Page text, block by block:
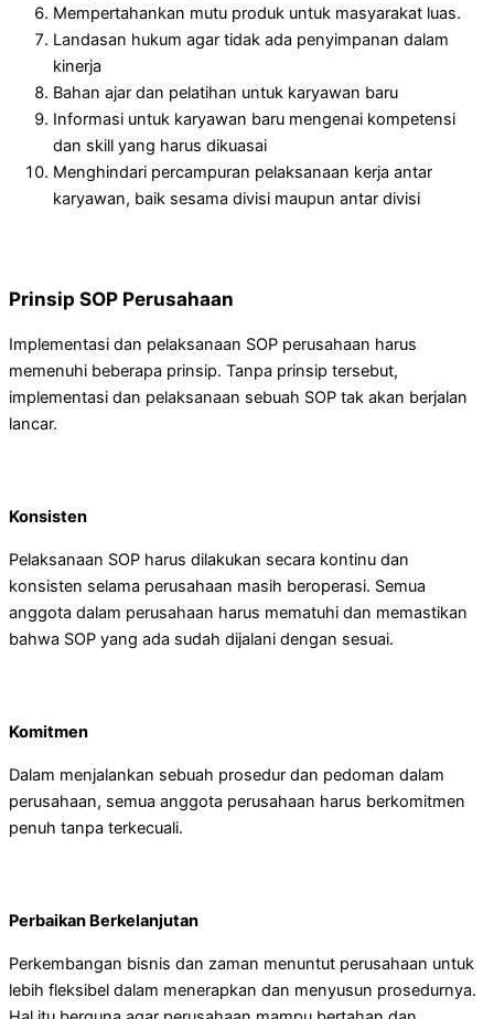
Mempertahankan mutu produk untuk masyarakat luas.
Landasan hukum agar tidak ada penyimpanan dalam
kinerja
Bahan ajar dan pelatihan untuk karyawan baru
Informasi untuk karyawan baru mengenai kompetensi
dan skill yang harus dikuasai
Menghindari percampuran pelaksanaan kerja antar
karyawan, baik sesama divisi maupun antar divisi
Prinsip SOP Perusahaan
Implementasi dan pelaksanaan SOP perusahaan harus
memenuhi beberapa prinsip. Tanpa prinsip tersebut,
implementasi dan pelaksanaan sebuah SOP tak akan berjalan
lancar.
Konsisten
Pelaksanaan SOP harus dilakukan secara kontinu dan
konsisten selama perusahaan masih beroperasi. Semua
anggota dalam perusahaan harus mematuhi dan memastikan
bahwa SOP yang ada sudah dijalani dengan sesuai.
Komitmen
Dalam menjalankan sebuah prosedur dan pedoman dalam
perusahaan, semua anggota perusahaan harus berkomitmen
penuh tanpa terkecuali.
Perbaikan Berkelanjutan
Perkembangan bisnis dan zaman menuntut perusahaan untuk
lebih fleksibel dalam menerapkan dan menyusun prosedurnya.